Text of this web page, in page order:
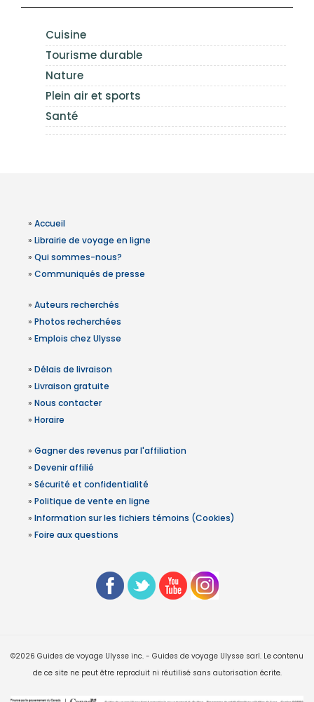
Cuisine
Tourisme durable
Nature
Plein air et sports
Santé
» Accueil
» Librairie de voyage en ligne
» Qui sommes-nous?
» Communiqués de presse
» Auteurs recherchés
» Photos recherchées
» Emplois chez Ulysse
» Délais de livraison
» Livraison gratuite
» Nous contacter
» Horaire
» Gagner des revenus par l'affiliation
» Devenir affilié
» Sécurité et confidentialité
» Politique de vente en ligne
» Information sur les fichiers témoins (Cookies)
» Foire aux questions
©2026 Guides de voyage Ulysse inc. - Guides de voyage Ulysse sarl. Le contenu
de ce site ne peut être reproduit ni réutilisé sans autorisation écrite.